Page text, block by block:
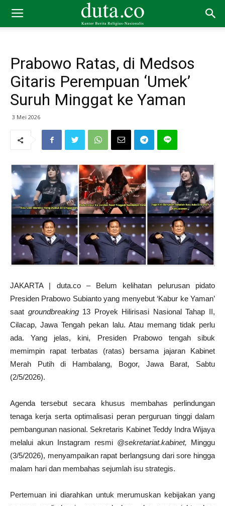
Prabowo Ratas, di Medsos
Gitaris Perempuan ‘Umek’
Suruh Minggat ke Yaman
3 Mei 2026
JAKARTA | duta.co – Belum kelihatan pelurusan pidato
Presiden Prabowo Subianto yang menyebut ‘Kabur ke Yaman’
saat groundbreaking13 Proyek Hilirisasi Nasional Tahap II,
Cilacap, Jawa Tengah pekan lalu. Atau memang tidak perlu
ada. Yang jelas, kini, Presiden Prabowo tengah sibuk
memimpin rapat terbatas (ratas) bersama jajaran Kabinet
Merah Putih di Hambalang, Bogor, Jawa Barat, Sabtu
(2/5/2026).
Agenda tersebut secara khusus membahas perlindungan
tenaga kerja serta optimalisasi peran perguruan tinggi dalam
pembangunan nasional. Sekretaris Kabinet Teddy Indra Wijaya
melalui akun Instagram resmi @sekretariat.kabinet, Minggu
(3/5/2026), menyampaikan rapat berlangsung dari sore hingga
malam hari dan membahas sejumlah isu strategis.
Pertemuan ini diarahkan untuk merumuskan kebijakan yang